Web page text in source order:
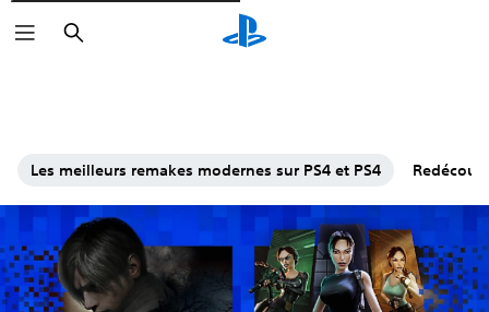
Rechercher
Les meilleurs remakes modernes sur PS4 et PS4